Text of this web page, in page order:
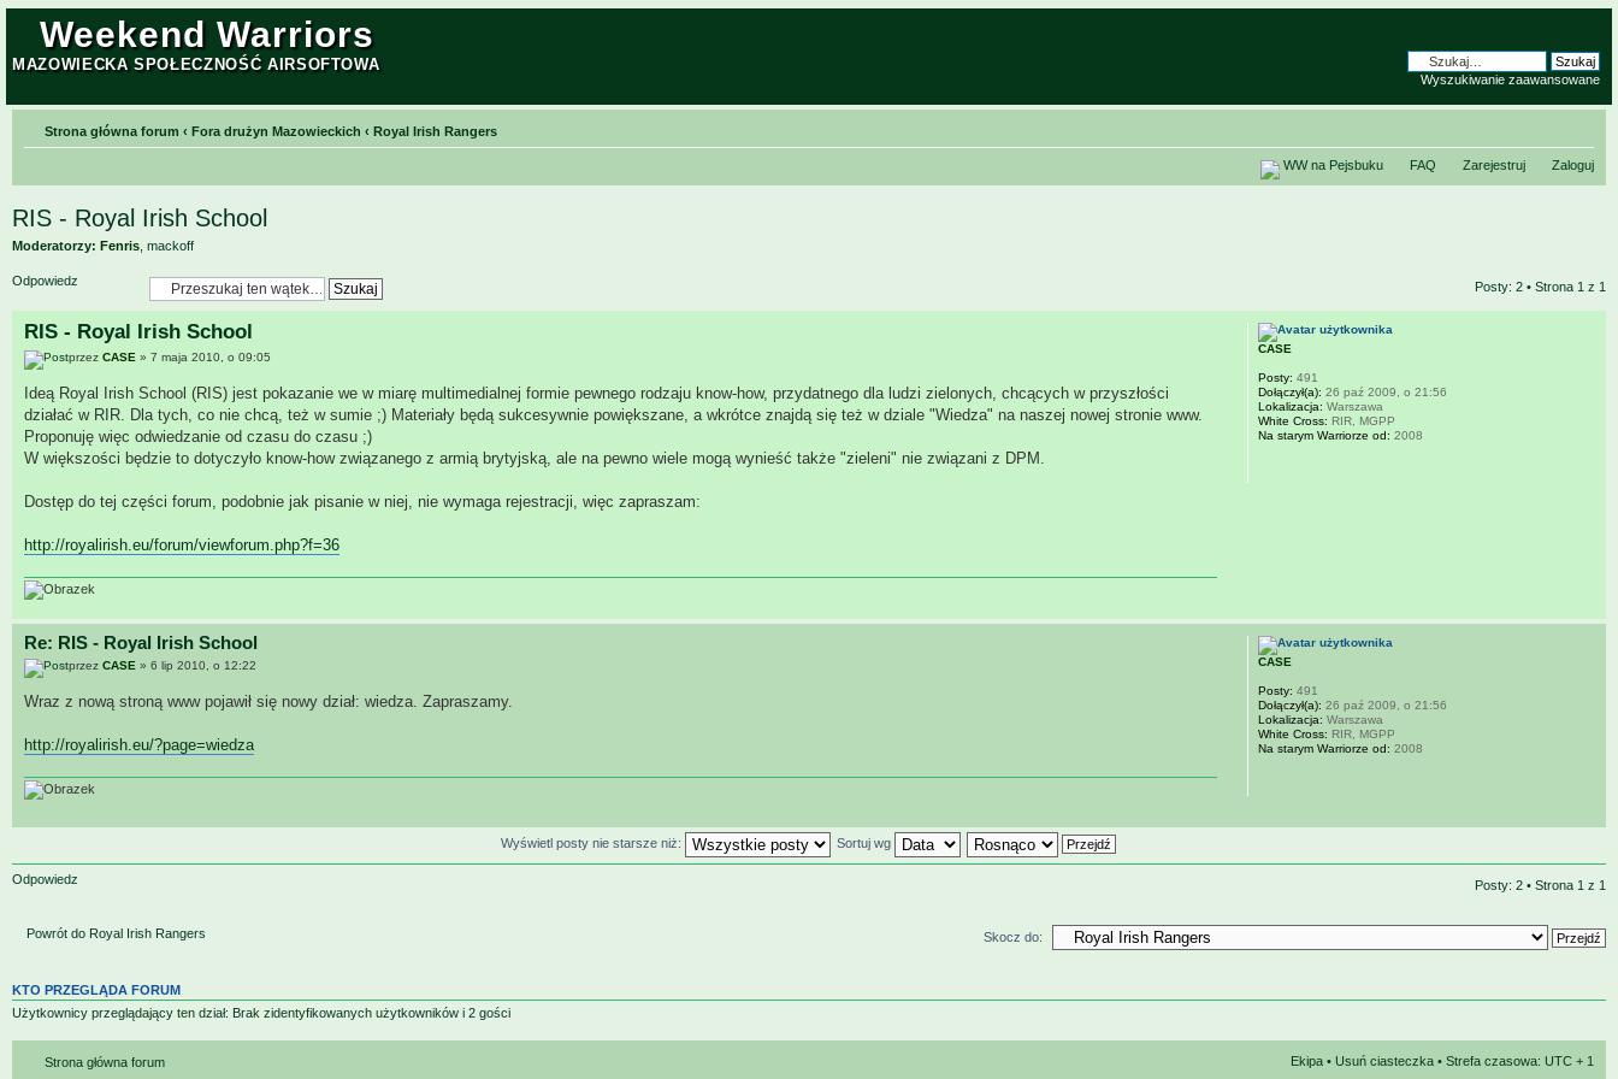
Weekend Warriors
MAZOWIECKA SPOŁECZNOŚĆ AIRSOFTOWA
Wyszukiwanie zaawansowane
Strona główna forum ‹ Fora drużyn Mazowieckich ‹ Royal Irish Rangers
WW na Pejsbuku FAQ Zarejestruj Zaloguj
RIS - Royal Irish School
Moderatorzy: Fenris mackoff
Odpowiedz Posty: 2 • Strona 1 z 1
RIS - Royal Irish School
przez CASE » 7 maja 2010, o 09:05
Ideą Royal Irish School (RIS) jest pokazanie we w miarę multimedialnej formie pewnego rodzaju know-how, przydatnego dla ludzi zielonych, chcących w przyszłości
działać w RIR. Dla tych, co nie chcą, też w sumie ;) Materiały będą sukcesywnie powiększane, a wkrótce znajdą się też w dziale "Wiedza" na naszej nowej stronie www.
Proponuję więc odwiedzanie od czasu do czasu ;)
W większości będzie to dotyczyło know-how związanego z armią brytyjską, ale na pewno wiele mogą wynieść także "zieleni" nie związani z DPM.
Dostęp do tej części forum, podobnie jak pisanie w niej, nie wymaga rejestracji, więc zapraszam:
http://royalirish.eu/forum/viewforum.php?f=36
CASE
Posty: 491
Dołączył(a): 26 paź 2009, o 21:56
Lokalizacja: Warszawa
White Cross: RIR, MGPP
Na starym Warriorze od: 2008
Re: RIS - Royal Irish School
przez CASE » 6 lip 2010, o 12:22
Wraz z nową stroną www pojawił się nowy dział: wiedza. Zapraszamy.
http://royalirish.eu/?page=wiedza
CASE
Posty: 491
Dołączył(a): 26 paź 2009, o 21:56
Lokalizacja: Warszawa
White Cross: RIR, MGPP
Na starym Warriorze od: 2008
Wyświetl posty nie starsze niż: Sortuj wg
Odpowiedz Posty: 2 • Strona 1 z 1
Powrót do Royal Irish Rangers Skocz do:
KTO PRZEGLĄDA FORUM
Użytkownicy przeglądający ten dział: Brak zidentyfikowanych użytkowników i 2 gości
Strona główna forum Ekipa • Usuń ciasteczka • Strefa czasowa: UTC + 1